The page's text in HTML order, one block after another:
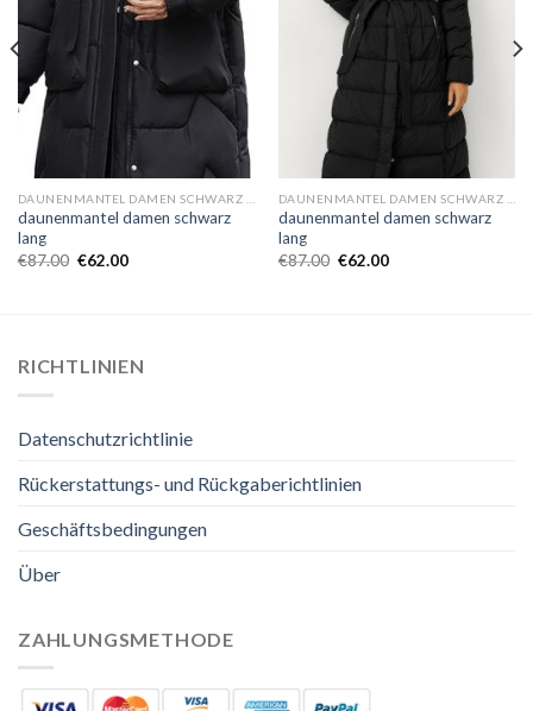
daunenmantel damen schwarz
lang
€87.00 €62.00
daunenmantel damen schwarz
lang
€87.00 €62.00
RICHTLINIEN
Datenschutzrichtlinie
Rückerstattungs- und Rückgaberichtlinien
Geschäftsbedingungen
Über
ZAHLUNGSMETHODE